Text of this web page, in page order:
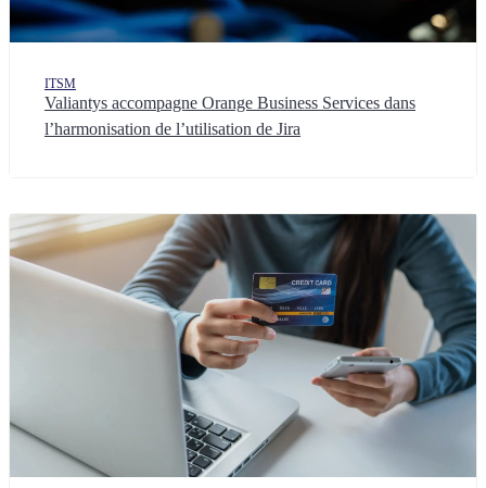
ITSM
Valiantys accompagne Orange Business Services dans
l’harmonisation de l’utilisation de Jira